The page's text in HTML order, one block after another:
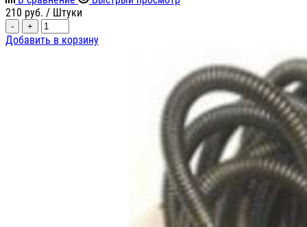
210 руб. / Штуки
- +
Добавить в корзину